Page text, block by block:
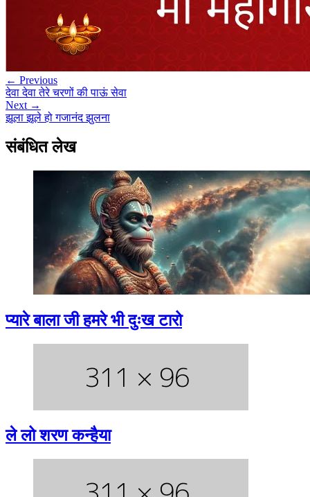
← Previous
देवा देवा तेरे चरणों की पाऊं सेवा
Next →
झूला झूले हो गजानंद झुलना
संबंधित लेख
प्यारे बाला जी हमरे भी दुःख टारो
ले लो शरण कन्हैया